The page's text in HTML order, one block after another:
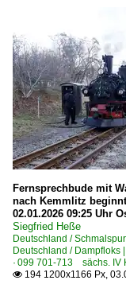
E-Loks |
6 185 BR
Fotoserien
R.Richter:
Galerien
Bahn und
Schwarz-
2023
2024
2025
2026
Fernsprechbude mit
nach Kemmlitz
02.01.2026 09:25 Uhr
Siegfried Heße
Deutschland /
Deutschland / Dampfloks
· 099 701-713 sächs. IV
 194 1200x1166 Px,